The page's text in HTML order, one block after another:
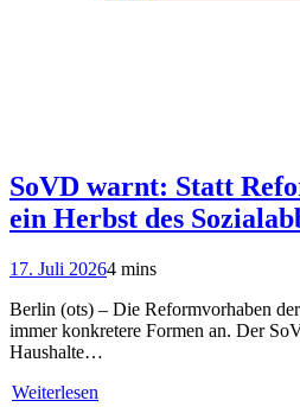
SoVD warnt: Statt
ein Herbst des
17. Juli 20264 mins
Berlin (ots) – Die Reformvorhaben
immer konkretere Formen an. Der
Haushalte…
Weiterlesen